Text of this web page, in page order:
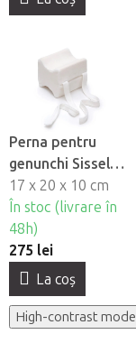
Perna pentru
genunchi Sissel®
Medi Support
17 x 20 x 10 cm
În stoc (livrare în
48h)
275 lei
La coş
High-contrast mode